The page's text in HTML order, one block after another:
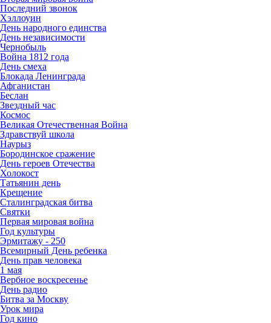
Последний звонок
Хэллоуин
День народного единства
День независимости
Чернобыль
Война 1812 года
День смеха
Блокада Ленинграда
Афганистан
Беслан
Звездный час
Космос
Великая Отечественная Война
Здравствуй школа
Наурыз
Бородинское сражение
День героев Отечества
Холокост
Татьянин день
Крещение
Сталинградская битва
Святки
Первая мировая война
Год культуры
Эрмитажу - 250
Всемирный День ребенка
День прав человека
1 мая
Вербное воскресенье
День радио
Битва за Москву
Урок мира
Год кино